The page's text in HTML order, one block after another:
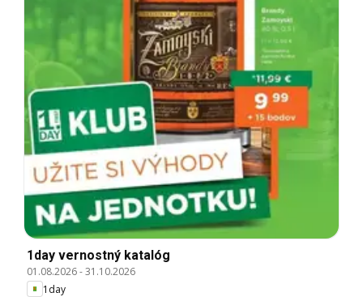
1day vernostný katalóg
01.08.2026-31.10.2026
1day